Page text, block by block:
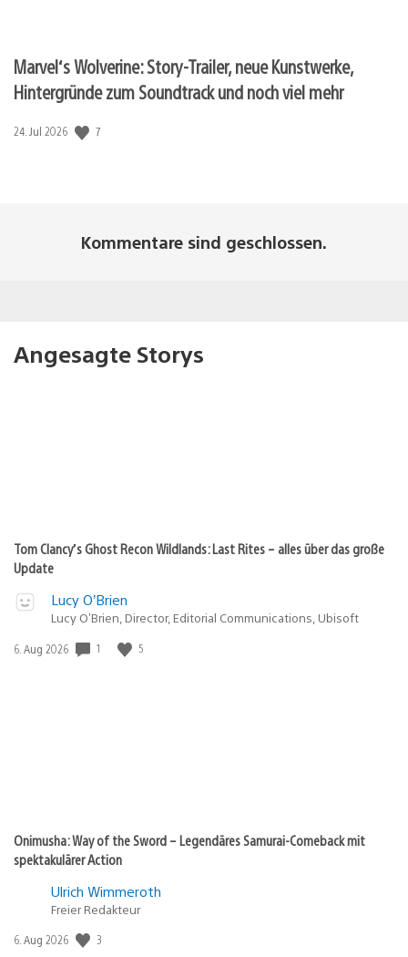
Marvel‘s Wolverine: Story-Trailer, neue Kunstwerke,
Hintergründe zum Soundtrack und noch viel mehr
Veröffentlichungsdatum:
24. Jul 2026 7
Kommentare sind geschlossen.
Angesagte Storys
Tom Clancy’s Ghost Recon Wildlands: Last Rites – alles über das große
Update
Lucy O’Brien
Lucy O’Brien, Director, Editorial Communications, Ubisoft
Veröffentlichungsdatum:
6. Aug 2026 1 5
Onimusha: Way of the Sword – Legendäres Samurai-Comeback mit
spektakulärer Action
Ulrich Wimmeroth
Freier Redakteur
Veröffentlichungsdatum:
6. Aug 2026 3